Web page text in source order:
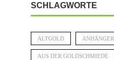
SCHLAGWORTE
ALTGOLD ANHÄNGER
AUS DER GOLDSCHMIEDE